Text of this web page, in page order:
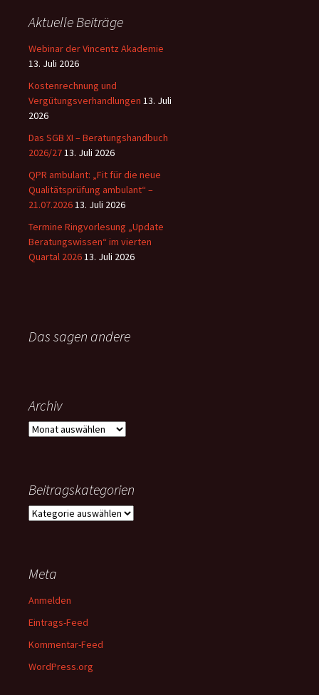
Aktuelle Beiträge
Webinar der Vincentz Akademie
13. Juli 2026
Kostenrechnung und
Vergütungsverhandlungen 13. Juli
2026
Das SGB XI – Beratungshandbuch
2026/2713. Juli 2026
QPR ambulant: „Fit für die neue
Qualitätsprüfung ambulant“ –
21.07.202613. Juli 2026
Termine Ringvorlesung „Update
Beratungswissen“ im vierten
Quartal 202613. Juli 2026
Das sagen andere
Archiv
Archiv
Beitragskategorien
Beitragskategorien
Meta
Anmelden
Eintrags-Feed
Kommentar-Feed
WordPress.org